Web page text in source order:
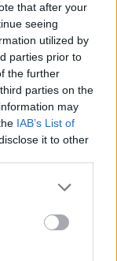
that after your
seeing
utilized by
parties prior to
the further
parties on the
may
IAB’s List of
it to other
Nagy-
meg,
áradó és a